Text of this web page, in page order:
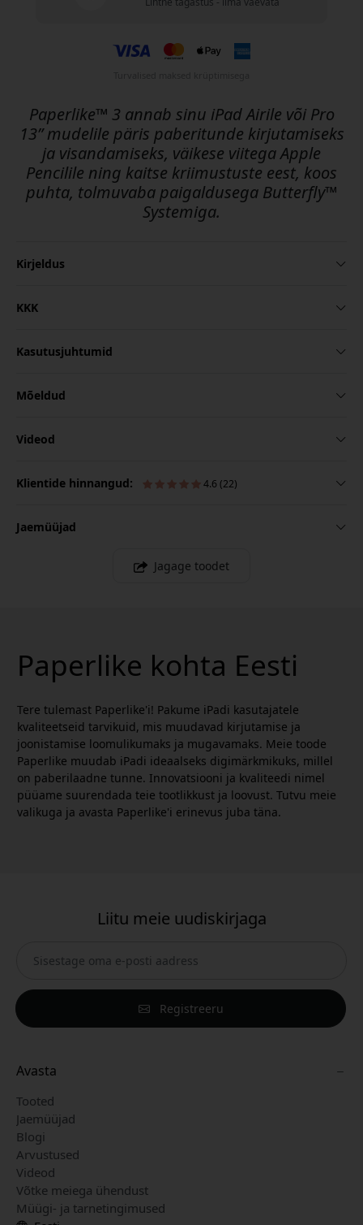
Paperlike™ 3 annab sinu iPad Airile või Pro
13” mudelile päris paberitunde kirjutamiseks
ja visandamiseks, väikese viitega Apple
Pencilile ning kaitse kriimustuste eest, koos
puhta, tolmuvaba paigaldusega Butterfly™
Systemiga.
Kirjeldus
KKK
Kasutusjuhtumid
Mõeldud
Videod
Klientide hinnangud: 4.6 (22)
Jaemüüjad
Jagage toodet
Paperlike kohta Eesti
Tere tulemast Paperlike'i! Pakume iPadi kasutajatele
kvaliteetseid tarvikuid, mis muudavad kirjutamise ja
joonistamise loomulikumaks ja mugavamaks. Meie toode
Paperlike muudab iPadi ideaalseks digimärkmikuks, millel
on paberilaadne tunne. Innovatsiooni ja kvaliteedi nimel
püüame suurendada teie tootlikkust ja loovust. Tutvu meie
valikuga ja avasta Paperlike'i erinevus juba täna.
Liitu meie uudiskirjaga
Registreeru
Avasta
Tooted
Jaemüüjad
Blogi
Arvustused
Videod
Võtke meiega ühendust
Müügi- ja tarnetingimused